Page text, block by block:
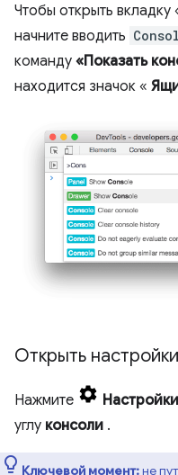
Чтобы открыть вкладку
начните вводить
команду «Показать
находится значок «
Открыть
Нажмите
углу консоли .
Ключевой момент:не